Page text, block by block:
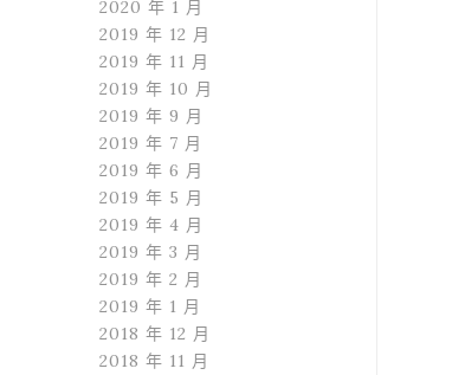
2020 年 1 月
2019 年 12 月
2019 年 11 月
2019 年 10 月
2019 年 9 月
2019 年 7 月
2019 年 6 月
2019 年 5 月
2019 年 4 月
2019 年 3 月
2019 年 2 月
2019 年 1 月
2018 年 12 月
2018 年 11 月